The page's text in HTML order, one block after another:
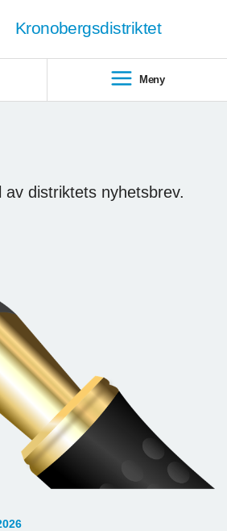
Kronobergsdistriktet
Meny
av distriktets nyhetsbrev.